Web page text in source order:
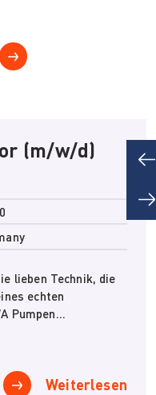
(m/w/d)
lieben Technik, die
echten
Pumpen...
Weiterlesen